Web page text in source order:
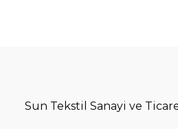
Sun Tekstil Sanayi ve